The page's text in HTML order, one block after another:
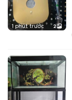
1 phút trước 2